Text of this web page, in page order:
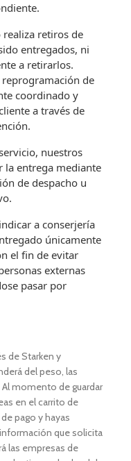
retiros de
entregados, ni
a retirarlos.
de
coordinado y
a través de
nuestros
la entrega mediante
de despacho u
a conserjería
únicamente
el fin de evitar
externas
pasar por
de Starken y
del peso, las
momento de guardar
en el carrito de
pago y hayas
que solicita
las empresas de